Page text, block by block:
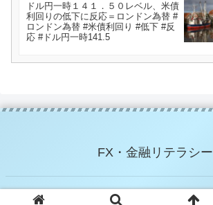
ドル円一時１４１．５０レベル、米債
利回りの低下に反応＝ロンドン為替 #
ロンドン為替 #米債利回り #低下 #反
応 #ドル円一時141.5
FX・金融リテラシー